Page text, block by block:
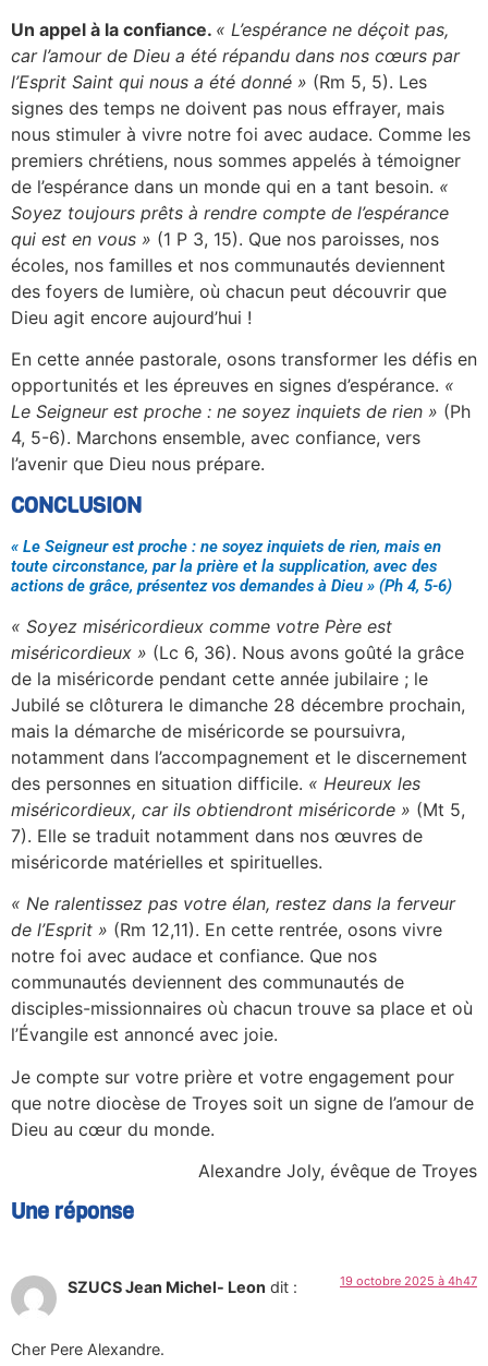
Un appel à la confiance. « L’espérance ne déçoit pas,
car l’amour de Dieu a été répandu dans nos cœurs par
l’Esprit Saint qui nous a été donné » (Rm 5, 5). Les
signes des temps ne doivent pas nous effrayer, mais
nous stimuler à vivre notre foi avec audace. Comme les
premiers chrétiens, nous sommes appelés à témoigner
de l’espérance dans un monde qui en a tant besoin. «
Soyez toujours prêts à rendre compte de l’espérance
qui est en vous » (1 P 3, 15). Que nos paroisses, nos
écoles, nos familles et nos communautés deviennent
des foyers de lumière, où chacun peut découvrir que
Dieu agit encore aujourd’hui !
En cette année pastorale, osons transformer les défis en
opportunités et les épreuves en signes d’espérance. «
Le Seigneur est proche : ne soyez inquiets de rien » (Ph
4, 5-6). Marchons ensemble, avec confiance, vers
l’avenir que Dieu nous prépare.
CONCLUSION
« Le Seigneur est proche : ne soyez inquiets de rien, mais en
toute circonstance, par la prière et la supplication, avec des
actions de grâce, présentez vos demandes à Dieu » (Ph 4, 5-6)
« Soyez miséricordieux comme votre Père est
miséricordieux » (Lc 6, 36). Nous avons goûté la grâce
de la miséricorde pendant cette année jubilaire ; le
Jubilé se clôturera le dimanche 28 décembre prochain,
mais la démarche de miséricorde se poursuivra,
notamment dans l’accompagnement et le discernement
des personnes en situation difficile. « Heureux les
miséricordieux, car ils obtiendront miséricorde » (Mt 5,
7). Elle se traduit notamment dans nos œuvres de
miséricorde matérielles et spirituelles.
« Ne ralentissez pas votre élan, restez dans la ferveur
de l’Esprit » (Rm 12,11). En cette rentrée, osons vivre
notre foi avec audace et confiance. Que nos
communautés deviennent des communautés de
disciples-missionnaires où chacun trouve sa place et où
l’Évangile est annoncé avec joie.
Je compte sur votre prière et votre engagement pour
que notre diocèse de Troyes soit un signe de l’amour de
Dieu au cœur du monde.
Alexandre Joly, évêque de Troyes
Une réponse
SZUCS Jean Michel- Leon dit : 19 octobre 2025 à 4h47
Cher Pere Alexandre.